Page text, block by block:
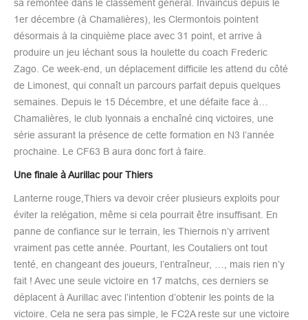
sa remontée dans le classement général. Invaincus depuis le
1er décembre (à Chamalières), les Clermontois pointent
désormais à la cinquième place avec 31 point, et arrive à
produire un jeu léchant sous la houlette du coach Frederic
Zago. Ce week-end, un déplacement difficile les attend du côté
de Limonest, qui connaît un parcours parfait depuis quelques
semaines. Depuis le 15 Décembre, et une défaite face à…
Chamalières, le club lyonnais a enchaîné cinq victoires, une
série assurant la présence de cette formation en N3 l’année
prochaine. Le CF63 B aura donc fort à faire.
Une finale à Aurillac pour Thiers
Lanterne rouge,Thiers va devoir créer plusieurs exploits pour
éviter la relégation, même si cela pourrait être insuffisant. En
panne de confiance sur le terrain, les Thiernois n’y arrivent
vraiment pas cette année. Pourtant, les Coutaliers ont tout
tenté, en changeant des joueurs, l’entraîneur, …, mais rien n’y
fait ! Avec une seule victoire en 17 matchs, ces derniers se
déplacent à Aurillac avec l’intention d’obtenir les points de la
victoire. Cela ne sera pas simple, le FC2A reste sur une victoire